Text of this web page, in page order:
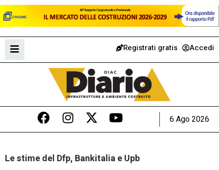
Registrati gratis Accedi
6 Ago 2026
Le stime del Dfp, Bankitalia e Upb